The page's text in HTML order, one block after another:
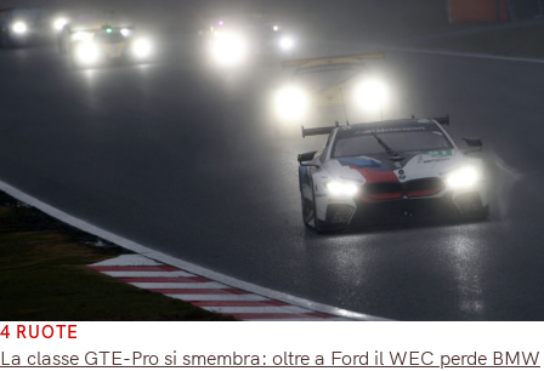
4 RUOTE
La classe GTE-Pro si smembra: oltre a Ford il WEC perde BMW